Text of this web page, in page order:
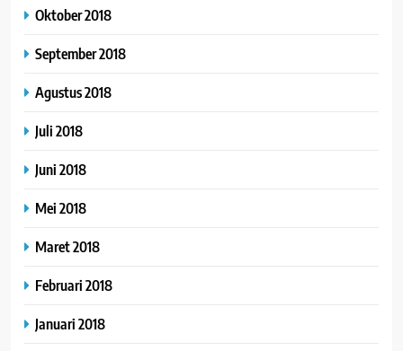
Oktober 2018
September 2018
Agustus 2018
Juli 2018
Juni 2018
Mei 2018
Maret 2018
Februari 2018
Januari 2018